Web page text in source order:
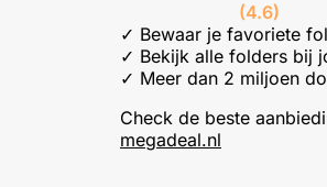
(4.6)
✓ Bewaar je favoriete
✓ Bekijk alle folders bij
✓ Meer dan 2 miljoen
Check de beste
megadeal.nl